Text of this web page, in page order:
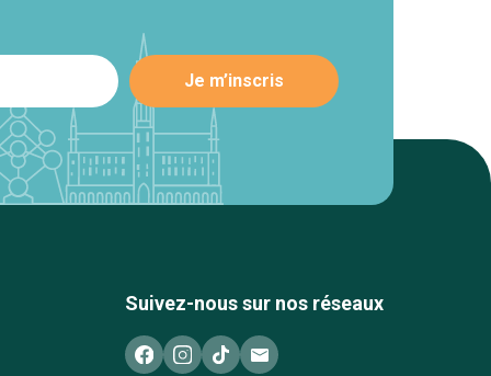
Suivez-nous sur nos réseaux